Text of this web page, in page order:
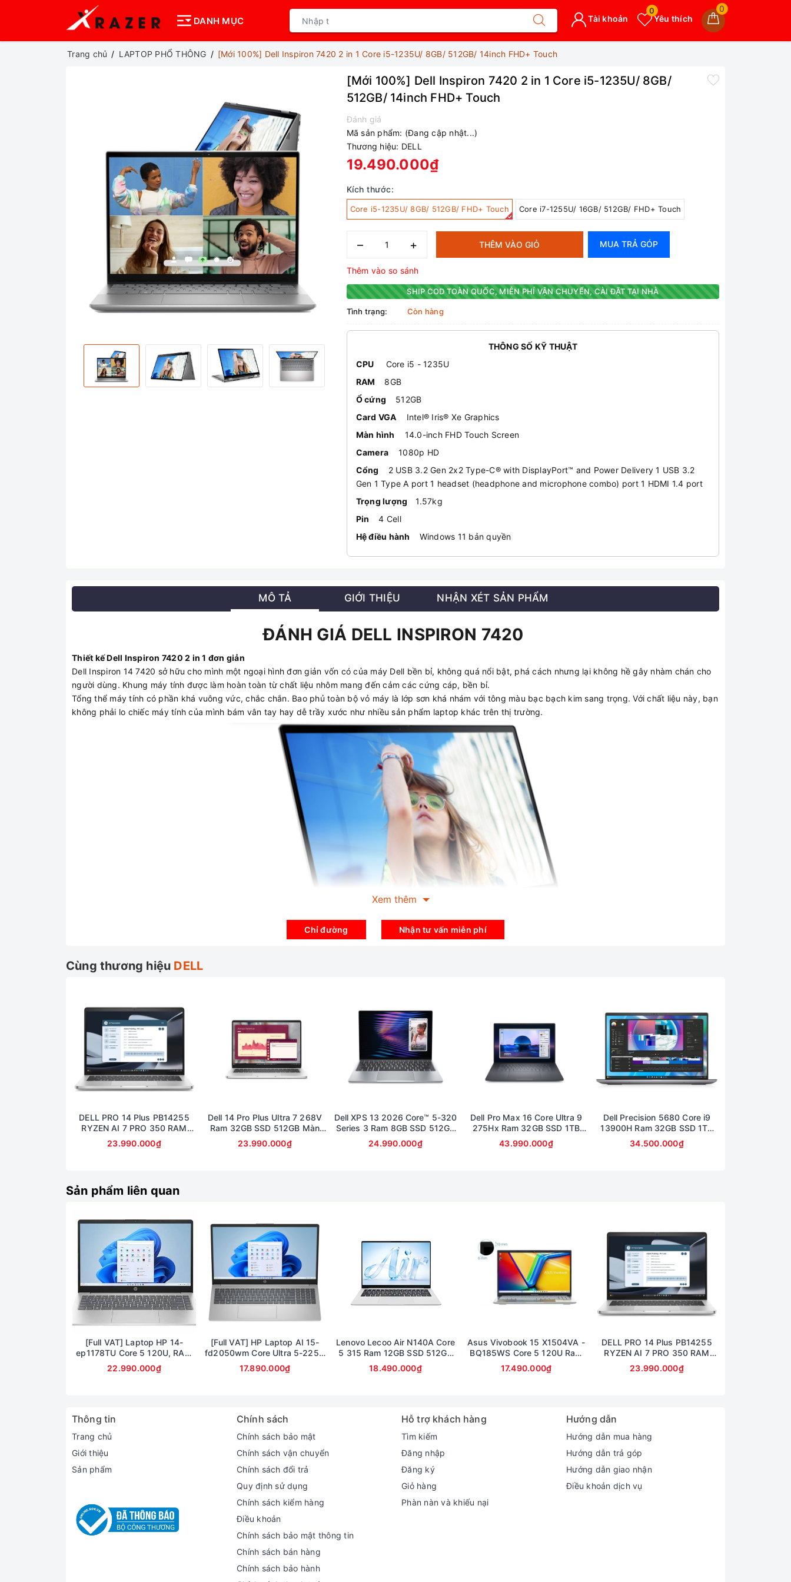
DANH MỤC
0
Yêu thích
0
Tài khoản
Trang chủ LAPTOP PHỔ THÔNG [Mới 100%] Dell Inspiron 7420 2 in 1 Core i5-1235U/ 8GB/ 512GB/ 14inch FHD+ Touch
[Mới 100%] Dell Inspiron 7420 2 in 1 Core i5-1235U/ 8GB/
512GB/ 14inch FHD+ Touch
Đánh giá
Mã sản phẩm: (Đang cập nhật...)
Thương hiệu: DELL
19.490.000₫
Kích thước:
Core i5-1235U/ 8GB/ 512GB/ FHD+ Touch Core i7-1255U/ 16GB/ 512GB/ FHD+ Touch
– + THÊM VÀO GIỎ MUA TRẢ GÓP
Thêm vào so sánh
SHIP COD TOÀN QUỐC, MIỄN PHÍ VẬN CHUYỂN, CÀI ĐẶT TẠI NHÀ
Tình trạng: Còn hàng
THÔNG SỐ KỸ THUẬT
CPU
Core i5 - 1235U
RAM
8GB
Ổ cứng
512GB
Card VGA Intel® Iris® Xe Graphics
Màn hình 14.0-inch FHD Touch Screen
Camera 1080p HD
Cổng
2 USB 3.2 Gen 2x2 Type-C® with DisplayPort™ and Power Delivery 1 USB 3.2
Gen 1 Type A port 1 headset (headphone and microphone combo) port 1 HDMI 1.4 port
Trọng lượng
1.57kg
Pin
4 Cell
Hệ điều hành
Windows 11 bản quyền
MÔ TẢ GIỚI THIỆU NHẬN XÉT SẢN PHẨM
ĐÁNH GIÁ DELL INSPIRON 7420
Thiết kế Dell Inspiron 7420 2 in 1 đơn giản
Dell Inspiron 14 7420 sở hữu cho mình một ngoại hình đơn giản vốn có của máy Dell bền bỉ, không quá nổi bật, phá cách nhưng lại không hề gây nhàm chán cho
người dùng. Khung máy tính được làm hoàn toàn từ chất liệu nhôm mang đến cảm các cứng cáp, bền bỉ.
Tổng thể máy tính có phần khá vuông vức, chắc chắn. Bao phủ toàn bộ vỏ máy là lớp sơn khá nhám với tông màu bạc bạch kim sang trọng. Với chất liệu này, bạn
không phải lo chiếc máy tính của mình bám vân tay hay dễ trầy xước như nhiều sản phẩm laptop khác trên thị trường.
quá trình làm việc. Đặc biệt phần bản lề có góc mở tối đa lên tới 360 độ. Bản lề máy tính không chỉ cho phép nó chuyển sang chế độ Tablet một cách dễ dàng khi
Về trọng lượng, Dell Inspiron 14 7420 nặng 1.57kg. Tuy không sở hữu trọng lượng nhỏ gọn nhất nhưng theo cá nhân mình đánh giá, đây vẫn là một chiếc laptop
văn phòng có tính di động cao. Và bạn có thể dễ dàng mang theo nó khi đi học hay đi làm.
Màn hình Dell Inspiron 7420 2 in 1 sắc nét, sống động
Xem thêm
Chỉ đường Nhận tư vấn miễn phí
Cùng thương hiệu DELL
DELL PRO 14 Plus PB14255
RYZEN AI 7 PRO 350 RAM
32GB SSD 512GB AMD
RADEON 860M GRAPHICS
23.990.000₫
Dell 14 Pro Plus Ultra 7 268V
Ram 32GB SSD 512GB Màn
14inch FullHD Touch
23.990.000₫
Dell XPS 13 2026 Core™ 5-320
Series 3 Ram 8GB SSD 512GB
Màn 13.4inch 2K cảm ứng
24.990.000₫
Dell Pro Max 16 Core Ultra 9
275Hx Ram 32GB SSD 1TB
Card RTX 1000 Màn 16inch
FullHD (bảo hành 6 tháng)
43.990.000₫
Dell Precision 5680 Core i9
13900H Ram 32GB SSD 1TB
Card A2000 Màn 16inch FullHD
34.500.000₫
Sản phẩm liên quan
[Full VAT] Laptop HP 14-
ep1178TU Core 5 120U, RAM
16GB, SSD 1TB, 14 inch FHD,
Windows 11
22.990.000₫
[Full VAT] HP Laptop AI 15-
fd2050wm Core Ultra 5-225U
Ram 8GB SSD 512GB Màn hình
15.6inch FullHD Touch
17.890.000₫
Lenovo Lecoo Air N140A Core
5 315 Ram 12GB SSD 512GB
Màn hình 14inch FullHD
18.490.000₫
Asus Vivobook 15 X1504VA -
BQ185WS Core 5 120U Ram
16GB SSD 512GB Màn 15,6inch
FullHD
17.490.000₫
DELL PRO 14 Plus PB14255
RYZEN AI 7 PRO 350 RAM
32GB SSD 512GB AMD
RADEON 860M GRAPHICS
23.990.000₫
Thông tin
Trang chủ
Giới thiệu
Sản phẩm
Chính sách
Chính sách bảo mật
Chính sách vận chuyển
Chính sách đổi trả
Quy định sử dụng
Chính sách kiểm hàng
Điều khoản
Chính sách bảo mật thông tin
Chính sách bán hàng
Chính sách bảo hành
Hỗ trợ khách hàng
Tìm kiếm
Đăng nhập
Đăng ký
Giỏ hàng
Phàn nàn và khiếu nại
Hướng dẫn
Hướng dẫn mua hàng
Hướng dẫn trả góp
Hướng dẫn giao nhận
Điều khoản dịch vụ